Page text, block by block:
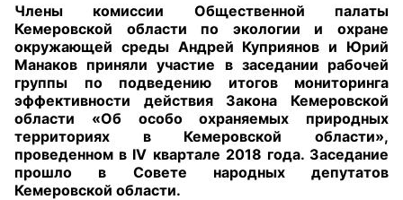
+7 (3842) 58-82-40
OPKO42@BK.RU
ОБРАТНАЯ СВЯЗЬ
Члены комиссии Общественной палаты
Кемеровской области по экологии и охране
окружающей среды Андрей Куприянов и Юрий
Манаков приняли участие в заседании рабочей
группы по подведению итогов мониторинга
эффективности действия Закона Кемеровской
области «Об особо охраняемых природных
территориях в Кемеровской области»,
проведенном в IV квартале 2018 года. Заседание
прошло в Совете народных депутатов
Кемеровской области.